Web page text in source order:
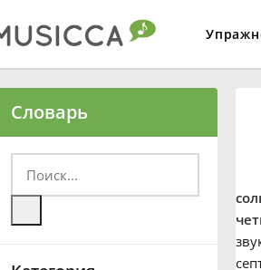
Български
Словарь